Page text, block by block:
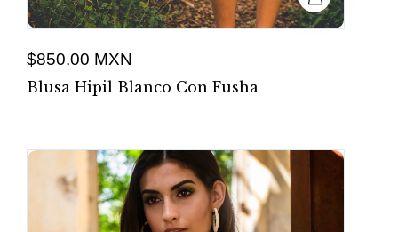
$850.00 MXN
Blusa Hipil Blanco Con Fusha